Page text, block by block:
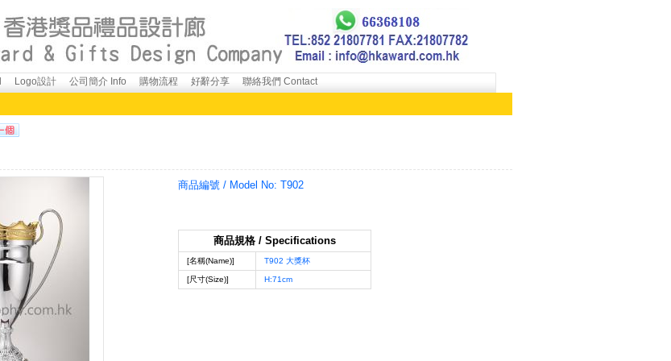
Logo設計 公司簡介 Info 購物流程 好辭分享 聯絡我們 Contact
商品編號 / Model No: T902
商品規格 / Specifications
[名稱(Name)] T902 大獎杯
[尺寸(Size)] H:71cm